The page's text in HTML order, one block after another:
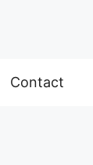
Contact